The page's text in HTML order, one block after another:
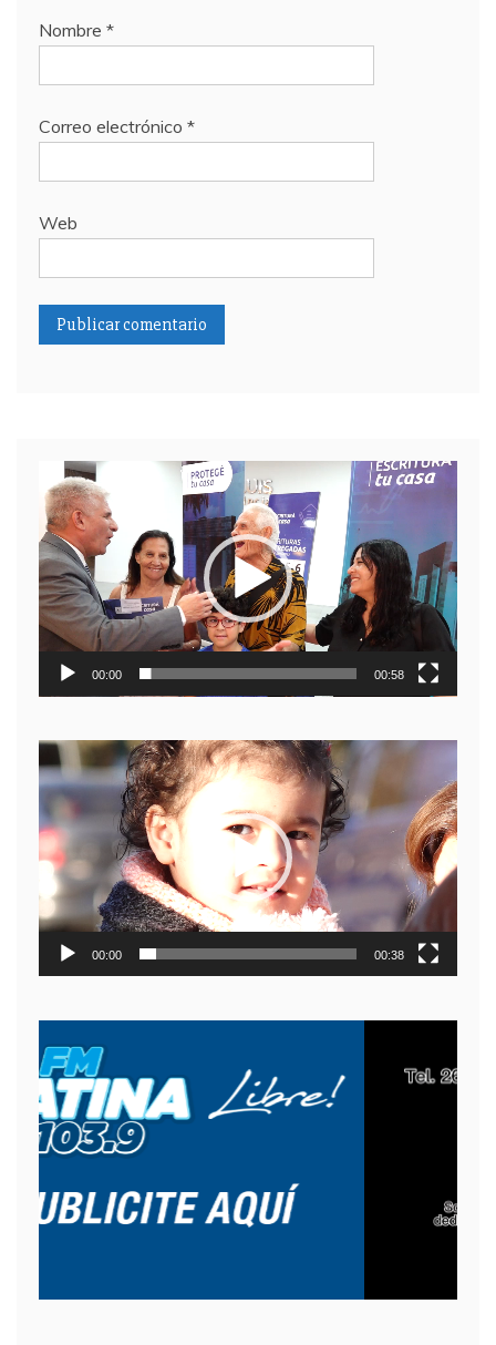
Nombre *
Correo electrónico *
Web
Reproductor
de
video
00:00 00:58
Reproductor
de
video
00:00 00:38